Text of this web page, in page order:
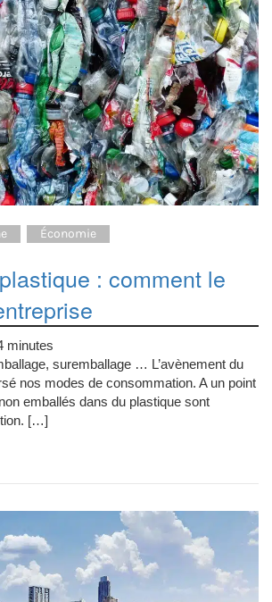
Économie
: comment le
minutes
suremballage … L’avènement du
nos modes de consommation. A un point
emballés dans du plastique sont
[…]